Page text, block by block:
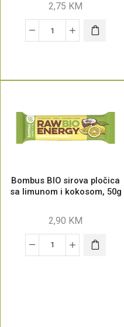
2,75 KM
Bombus BIO sirova pločica
sa limunom i kokosom, 50g
2,90 KM